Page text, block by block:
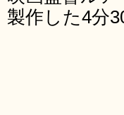
製作した4分